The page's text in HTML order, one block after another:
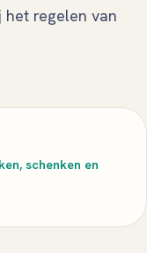
het regelen van
schenken en